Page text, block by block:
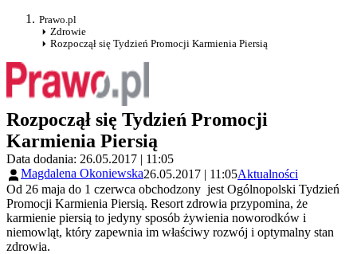
Prawo.pl
Zdrowie
Rozpoczął się Tydzień Promocji Karmienia Piersią
Rozpoczął się Tydzień Promocji
Karmienia Piersią
Data dodania: 26.05.2017 | 11:05
Magdalena Okoniewska26.05.2017 | 11:05Aktualności
Od 26 maja do 1 czerwca obchodzony jest Ogólnopolski Tydzień
Promocji Karmienia Piersią. Resort zdrowia przypomina, że
karmienie piersią to jedyny sposób żywienia noworodków i
niemowląt, który zapewnia im właściwy rozwój i optymalny stan
zdrowia.